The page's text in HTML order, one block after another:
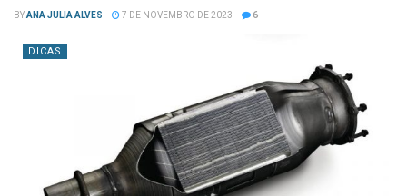
BYANA JULIA ALVES 7 DE NOVEMBRO DE 2023 6
DICAS